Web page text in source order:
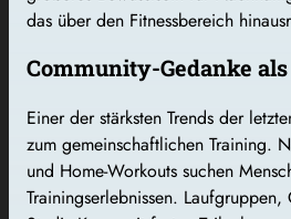
das über den Fitnessbereich
Community-Gedanke
Einer der stärksten Trends der
zum gemeinschaftlichen Training.
und Home-Workouts suchen
Trainingserlebnissen.